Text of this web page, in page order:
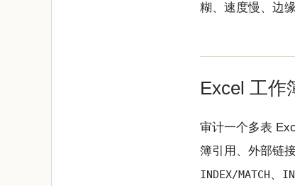
糊、速度慢、边
Excel 工作
审计一个多表
簿引用、外部链
INDEX/MATCH、